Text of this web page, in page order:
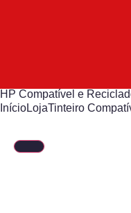
HP Compatível e
InícioLojaTinteiro